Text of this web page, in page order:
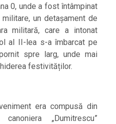
0, unde a fost întâmpinat
un detașament de
militară, care a intonat
al II-lea s-a îmbarcat pe
spre larg, unde mai
festivităților.
era compusă din
canoniera „Dumitrescu”